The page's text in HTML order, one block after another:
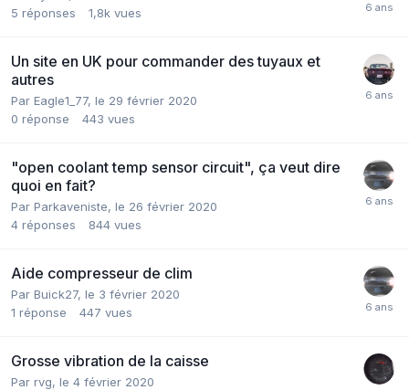
5 réponses 1,8k vues
Un site en UK pour commander des tuyaux et
autres
Par Eagle1_77, le 29 février 2020
0 réponse 443 vues
"open coolant temp sensor circuit", ça veut dire
quoi en fait?
Par Parkaveniste, le 26 février 2020
4 réponses 844 vues
Aide compresseur de clim
Par Buick27, le 3 février 2020
1 réponse 447 vues
Grosse vibration de la caisse
Par rvg, le 4 février 2020